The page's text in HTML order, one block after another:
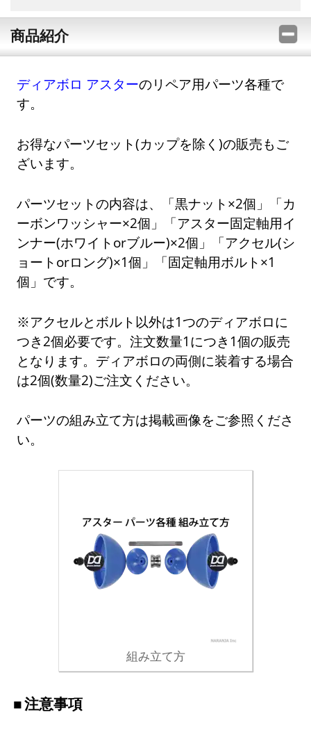
商品紹介
ディアボロ アスターのリペア用パーツ各種で
す。
お得なパーツセット(カップを除く)の販売もご
ざいます。
パーツセットの内容は、「黒ナット×2個」「カ
ーボンワッシャー×2個」「アスター固定軸用イ
ンナー(ホワイトorブルー)×2個」「アクセル(シ
ョートorロング)×1個」「固定軸用ボルト×1
個」です。
※アクセルとボルト以外は1つのディアボロに
つき2個必要です。注文数量1につき1個の販売
となります。ディアボロの両側に装着する場合
は2個(数量2)ご注文ください。
パーツの組み立て方は掲載画像をご参照くださ
い。
組み立て方
注意事項